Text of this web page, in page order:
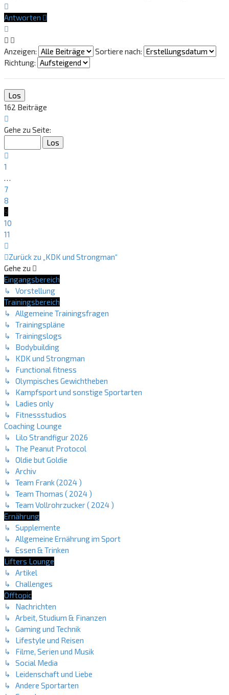
oben
Antworten
Anzeigen:
Sortiere nach:
Richtung:
162 Beiträge
9
11
Gehe zu Seite:
1
…
7
8
9
10
11
Zurück zu „KDK und Strongman“
Gehe zu
Eingangsbereich
↳ Vorstellung
Trainingsbereich
↳ Allgemeine Trainingsfragen
↳ Trainingspläne
↳ Trainingslogs
↳ Bodybuilding
↳ KDK und Strongman
↳ Functional fitness
↳ Olympisches Gewichtheben
↳ Kampfsport und sonstige Sportarten
↳ Ladies only
↳ Fitnessstudios
Coaching Lounge
↳ Lilo Strandfigur 2026
↳ The Peanut Protocol
↳ Oldie but Goldie
↳ Archiv
↳ Team Frank (2024 )
↳ Team Thomas ( 2024 )
↳ Team Vollrohrzucker ( 2024 )
Ernährung
↳ Supplemente
↳ Allgemeine Ernährung im Sport
↳ Essen & Trinken
Lifters Lounge
↳ Artikel
↳ Challenges
Offtopic
↳ Nachrichten
↳ Arbeit, Studium & Finanzen
↳ Gaming und Technik
↳ Lifestyle und Reisen
↳ Filme, Serien und Musik
↳ Social Media
↳ Leidenschaft und Liebe
↳ Andere Sportarten